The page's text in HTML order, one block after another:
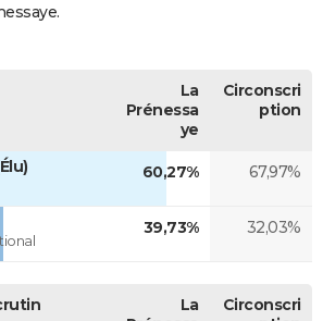
La
Prénessa
ye
Circonscri
ption
60,27% 67,97%
39,73% 32,03%
La
Circonscri